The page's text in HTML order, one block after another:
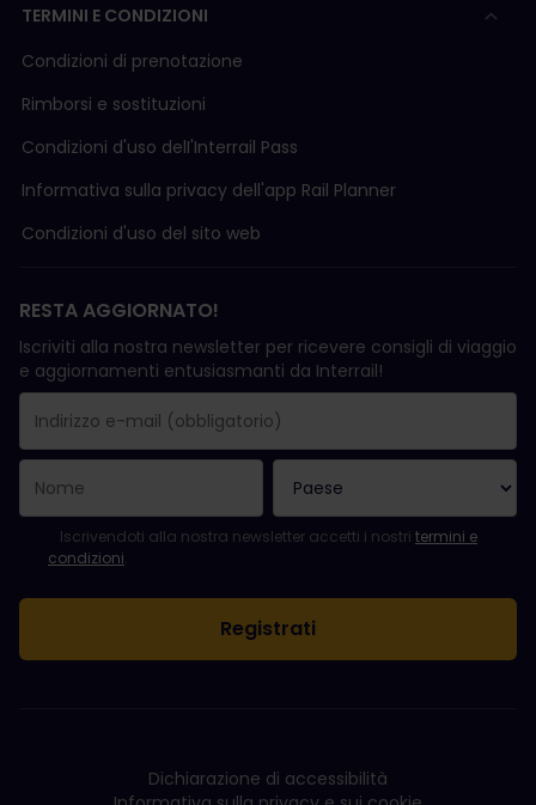
TERMINI E CONDIZIONI
Condizioni di prenotazione
Rimborsi e sostituzioni
Condizioni d'uso delI'Interrail Pass
Informativa sulla privacy dell'app Rail Planner
Condizioni d'uso del sito web
RESTA AGGIORNATO!
Iscriviti alla nostra newsletter per ricevere consigli di viaggio
e aggiornamenti entusiasmanti da Interrail!
La registrazione è avvenuta con successo.
Il campo "Indirizzo e-mail" è obbligatorio.
L'indirizzo e-mail non è valido.
Si è verificato un errore durante l'iscrizione alla newsletter.
Sei già iscritto a questa newsletter!
Per iscriversi alla newsletter, accettare i termini e le condizioni.
Iscrivendoti alla nostra newsletter accetti i nostri termini e
condizioni.
Dichiarazione di accessibilità